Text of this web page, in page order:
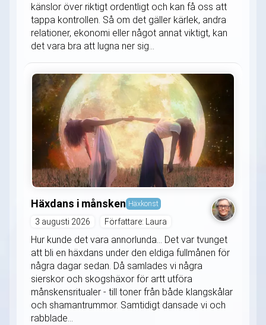
känslor över riktigt ordentligt och kan få oss att
tappa kontrollen. Så om det gäller kärlek, andra
relationer, ekonomi eller något annat viktigt, kan
det vara bra att lugna ner sig...
Häxdans i månsken Häxkonst
3 augusti 2026 Författare: Laura
Hur kunde det vara annorlunda... Det var tvunget
att bli en häxdans under den eldiga fullmånen för
några dagar sedan. Då samlades vi några
sierskor och skogshäxor för artt utföra
månskensritualer - till toner från både klangskålar
och shamantrummor. Samtidigt dansade vi och
rabblade...